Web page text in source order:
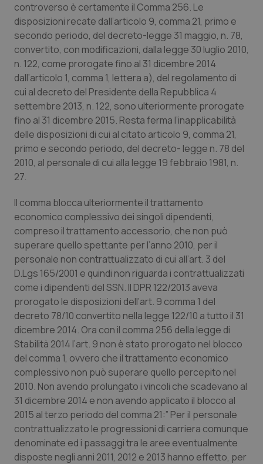
Basilicata
Calabria
Campania
Emilia-Romagna
Friuli Venezia Giulia
Liguria
Lombardia
Marche
Molise
Piemonte
Provincia Autonoma di Bolzano
Provincia Autonoma di Trento
Puglia
Sardegna
Artrite & artrosi
Asma & BPCO
Car-T
Colesterolo & coronaropatie
Dermatite Atopica
Disturbi dell’umore
Dolore
Donna & Salute
Epatiti
HIV
Infezioni & Febbre
Ipertensione & Scompenso
Malattie rare
Malattia di Crohn & Rettocolite Ulcerosa
QS Club Newsletter
controverso è certamente il Comma 256. Le
disposizioni recate dall’articolo 9, comma 21, primo e
secondo periodo, del decreto-legge 31 maggio, n. 78,
convertito, con modificazioni, dalla legge 30 luglio 2010,
n. 122, come prorogate fino al 31 dicembre 2014
dall’articolo 1, comma 1, lettera a), del regolamento di
cui al decreto del Presidente della Repubblica 4
settembre 2013, n. 122, sono ulteriormente prorogate
fino al 31 dicembre 2015. Resta ferma l’inapplicabilità
delle disposizioni di cui al citato articolo 9, comma 21,
primo e secondo periodo, del decreto- legge n. 78 del
2010, al personale di cui alla legge 19 febbraio 1981, n.
27.
Il comma blocca ulteriormente il trattamento
economico complessivo dei singoli dipendenti,
compreso il trattamento accessorio, che non può
superare quello spettante per l’anno 2010, per il
personale non contrattualizzato di cui all’art. 3 del
D.Lgs 165/2001 e quindi non riguarda i contrattualizzati
come i dipendenti del SSN. Il DPR 122/2013 aveva
prorogato le disposizioni dell’art. 9 comma 1 del
decreto 78/10 convertito nella legge 122/10 a tutto il 31
dicembre 2014. Ora con il comma 256 della legge di
Stabilità 2014 l’art. 9 non è stato prorogato nel blocco
del comma 1, ovvero che il trattamento economico
complessivo non può superare quello percepito nel
2010. Non avendo prolungato i vincoli che scadevano al
31 dicembre 2014 e non avendo applicato il blocco al
2015 al terzo periodo del comma 21:” Per il personale
contrattualizzato le progressioni di carriera comunque
denominate ed i passaggi tra le aree eventualmente
disposte negli anni 2011, 2012 e 2013 hanno effetto, per